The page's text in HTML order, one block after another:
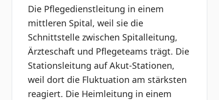
Die Pflegedienstleitung in einem
mittleren Spital, weil sie die
Schnittstelle zwischen Spitalleitung,
Ärzteschaft und Pflegeteams trägt. Die
Stationsleitung auf Akut-Stationen,
weil dort die Fluktuation am stärksten
reagiert. Die Heimleitung in einem